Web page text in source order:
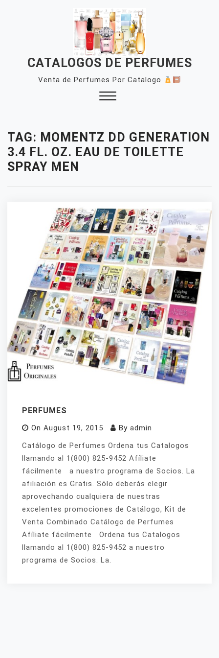
CATALOGOS DE PERFUMES
Venta de Perfumes Por Catalogo
TAG: MOMENTZ DD GENERATION
3.4 FL. OZ. EAU DE TOILETTE
SPRAY MEN
PERFUMES
On August 19, 2015 By admin
Catálogo de Perfumes Ordena tus Catalogos
llamando al 1(800) 825-9452 Afíliate
fácilmente a nuestro programa de Socios. La
afiliación es Gratis. Sólo deberás elegir
aprovechando cualquiera de nuestras
excelentes promociones de Catálogo, Kit de
Venta Combinado Catálogo de Perfumes
Afíliate fácilmente Ordena tus Catalogos
llamando al 1(800) 825-9452 a nuestro
programa de Socios. La.